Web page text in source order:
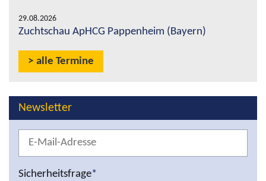
29.08.2026
Zuchtschau ApHCG Pappenheim (Bayern)
alle Termine
Newsletter
Sicherheitsfrage*